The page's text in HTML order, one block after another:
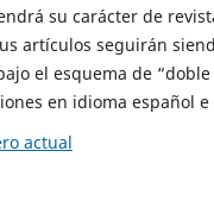
su carácter de
artículos seguirán
el esquema de “doble
en idioma español
actual